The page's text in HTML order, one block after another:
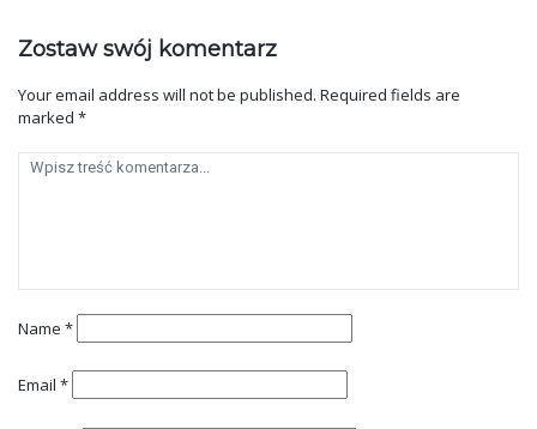
Zostaw swój komentarz
Your email address will not be published. Required fields are
marked *
Name *
Email *